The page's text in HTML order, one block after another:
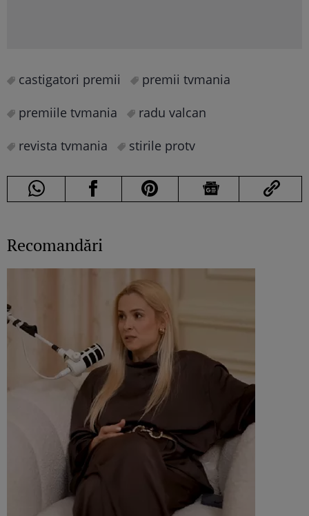
castigatori premii
premii tvmania
premiile tvmania
radu valcan
revista tvmania
stirile protv
Recomandări